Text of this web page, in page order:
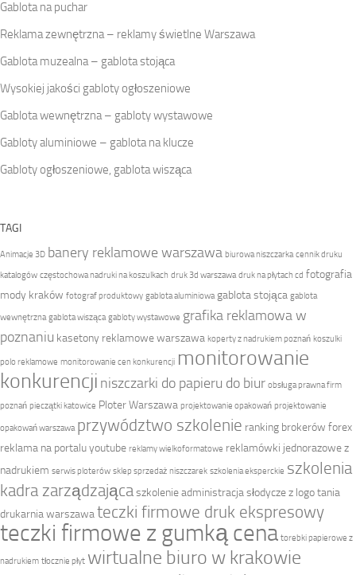
Gablota na puchar
Reklama zewnętrzna – reklamy świetlne Warszawa
Gablota muzealna – gablota stojąca
Wysokiej jakości gabloty ogłoszeniowe
Gablota wewnętrzna – gabloty wystawowe
Gabloty aluminiowe – gablota na klucze
Gabloty ogłoszeniowe, gablota wisząca
TAGI
Animacje 3D banery reklamowe warszawa biurowa niszczarka cennik druku
katalogów częstochowa nadruki na koszulkach druk 3d warszawa druk na płytach cd fotografia
mody kraków fotograf produktowy gablota aluminiowa gablota stojąca gablota
wewnętrzna gablota wisząca gabloty wystawowe grafika reklamowa w
poznaniu kasetony reklamowe warszawa koperty z nadrukiem poznań koszulki
polo reklamowe monitorowanie cen konkurencji monitorowanie
konkurencji niszczarki do papieru do biur obsługa prawna firm
poznań pieczątki katowice Ploter Warszawa projektowanie opakowań projektowanie
opakowań warszawa przywództwo szkolenie ranking brokerów forex
reklama na portalu youtube reklamy wielkoformatowe reklamówki jednorazowe z
nadrukiem serwis ploterów sklep sprzedaż niszczarek szkolenia eksperckie szkolenia
kadra zarządzająca szkolenie administracjasłodycze z logotania
drukarnia warszawateczki firmowe druk ekspresowy
teczki firmowe z gumką cena torebki papierowe z
nadrukiem tłocznie płyt wirtualne biuro w krakowie